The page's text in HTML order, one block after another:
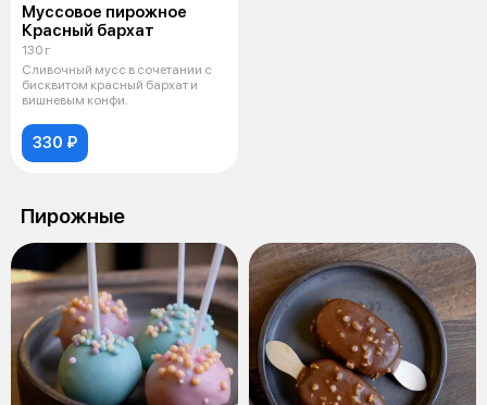
Муссовое пирожное
Красный бархат
130 г
Сливочный мусс в сочетании с
бисквитом красный бархат и
вишневым конфи.
330 ₽
Пирожные